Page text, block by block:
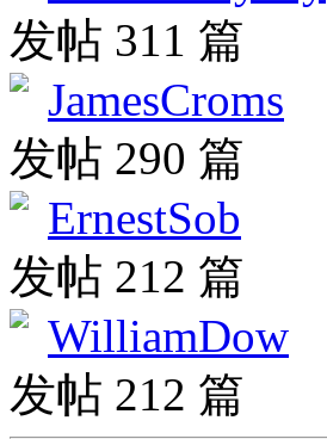
发帖 311 篇
JamesCroms
发帖 290 篇
ErnestSob
发帖 212 篇
WilliamDow
发帖 212 篇